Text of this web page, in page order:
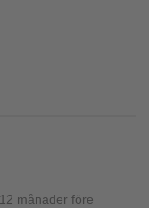
månader före